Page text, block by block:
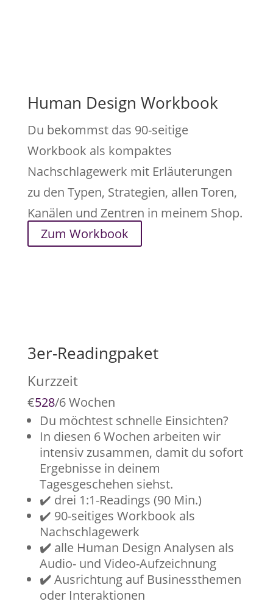
Human Design Workbook
Du bekommst das 90-seitige
Workbook als kompaktes
Nachschlagewerk mit Erläuterungen
zu den Typen, Strategien, allen Toren,
Kanälen und Zentren in meinem Shop.
Zum Workbook
3er-Readingpaket
Kurzzeit
€528/6 Wochen
Du möchtest schnelle Einsichten?
In diesen 6 Wochen arbeiten wir
intensiv zusammen, damit du sofort
Ergebnisse in deinem
Tagesgeschehen siehst.
✔️ drei 1:1-Readings (90 Min.)
✔️ 90-seitiges Workbook als
Nachschlagewerk
✔️ alle Human Design Analysen als
Audio- und Video-Aufzeichnung
✔️Ausrichtung auf Businessthemen
oder Interaktionen